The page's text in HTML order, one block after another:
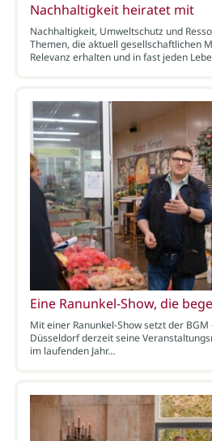
Nachhaltigkeit heiratet mit
Nachhaltigkeit, Umweltschutz und
Themen, die aktuell gesellschaftlichen
Relevanz erhalten und in fast jeden
Eine Ranunkel-Show, die
Mit einer Ranunkel-Show setzt der
Düsseldorf derzeit seine
im laufenden Jahr…